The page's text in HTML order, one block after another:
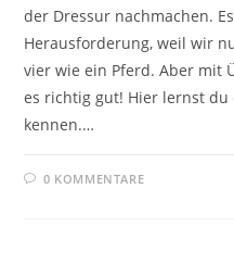
der Dressur nachmachen.
Herausforderung, weil wir
vier wie ein Pferd. Aber mit
es richtig gut! Hier lernst
kennen.…
0 KOMMENTARE